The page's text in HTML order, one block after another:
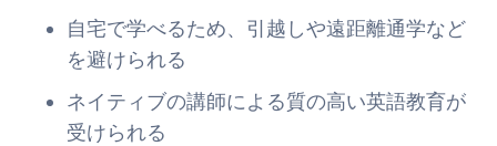
自宅で学べるため、引越しや遠距離通学など
を避けられる
ネイティブの講師による質の高い英語教育が
受けられる